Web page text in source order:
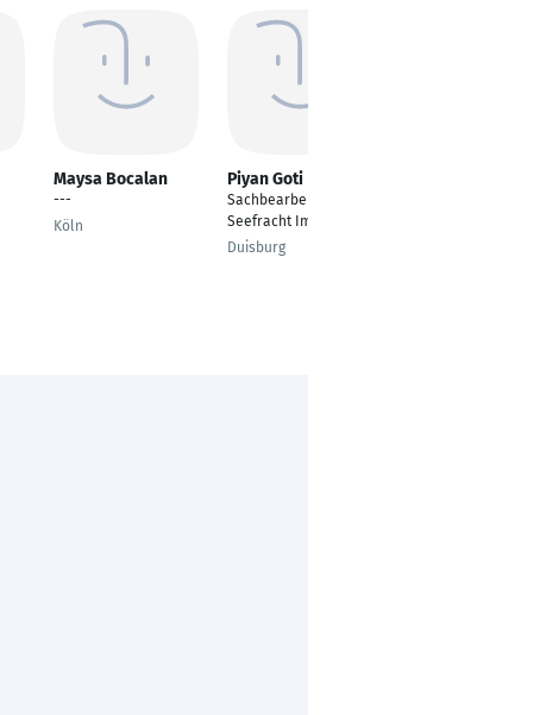
Maysa Bocalan
---
Köln
Piyan Goti
Sachbearbeiter
Seefracht Import
Duisburg